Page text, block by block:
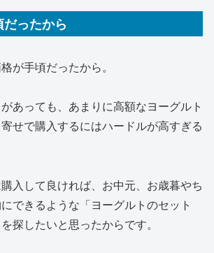
ったから
が手頃だったから。
あっても、あまりに高額なヨーグルト
せで購入するにはハードルが高すぎる
入して良ければ、お中元、お歳暮やち
できるような「ヨーグルトのセット
探したいと思ったからです。